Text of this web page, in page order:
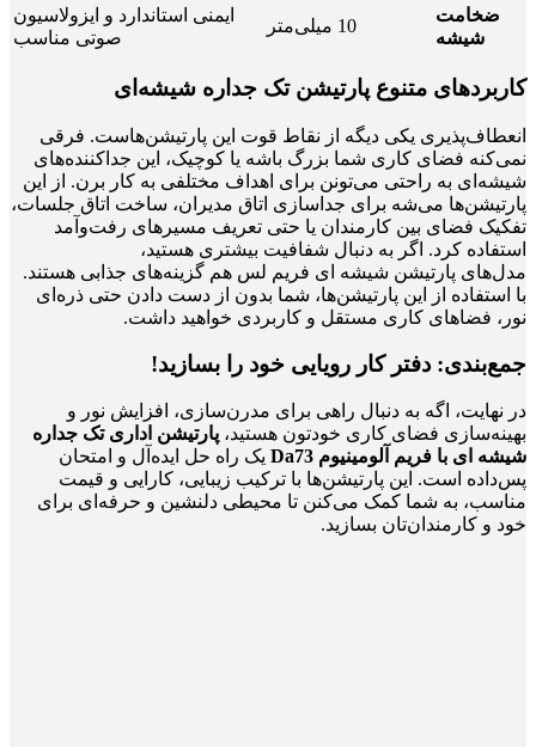
ضخامت
شیشه
10 میلی‌متر
ایمنی استاندارد و ایزولاسیون
صوتی مناسب
کاربردهای متنوع پارتیشن تک جداره شیشه‌ای
انعطاف‌پذیری یکی دیگه از نقاط قوت این پارتیشن‌هاست. فرقی
نمی‌کنه فضای کاری شما بزرگ باشه یا کوچیک، این جداکننده‌های
شیشه‌ای به راحتی می‌تونن برای اهداف مختلفی به کار برن. از این
پارتیشن‌ها می‌شه برای جداسازی اتاق مدیران، ساخت اتاق جلسات،
تفکیک فضای بین کارمندان یا حتی تعریف مسیرهای رفت‌وآمد
استفاده کرد. اگر به دنبال شفافیت بیشتری هستید،
مدل‌های پارتیشن شیشه ای فریم لس هم گزینه‌های جذابی هستند.
با استفاده از این پارتیشن‌ها، شما بدون از دست دادن حتی ذره‌ای
نور، فضاهای کاری مستقل و کاربردی خواهید داشت.
جمع‌بندی: دفتر کار رویایی خود را بسازید!
در نهایت، اگه به دنبال راهی برای مدرن‌سازی، افزایش نور و
بهینه‌سازی فضای کاری خودتون هستید، پارتیشن اداری تک جداره
شیشه ای با فریم آلومینیوم Da73
یک راه حل ایده‌آل و امتحان
پس‌داده است. این پارتیشن‌ها با ترکیب زیبایی، کارایی و قیمت
مناسب، به شما کمک می‌کنن تا محیطی دلنشین و حرفه‌ای برای
خود و کارمندان‌تان بسازید.